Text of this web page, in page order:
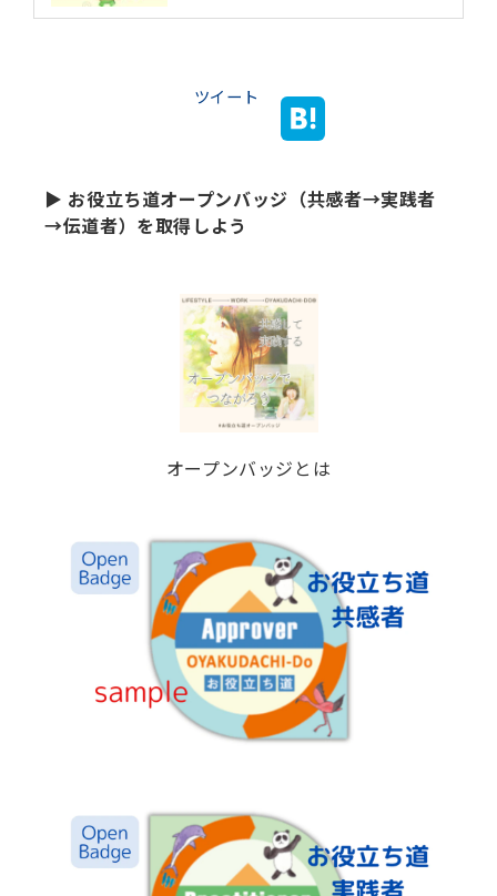
ツイート
▶ お役立ち道オープンバッジ（共感者→実践者
→伝道者）を取得しよう
オープンバッジとは